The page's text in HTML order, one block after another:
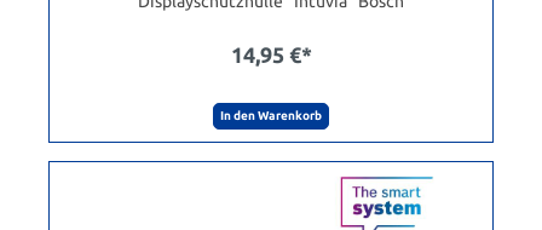
14,95 €*
In den Warenkorb